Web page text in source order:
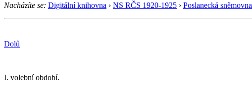
Nacházíte se: Digitální knihovna › NS RČS 1920-1925 › Poslanecká sněmovna
Dolů
I. volební období.